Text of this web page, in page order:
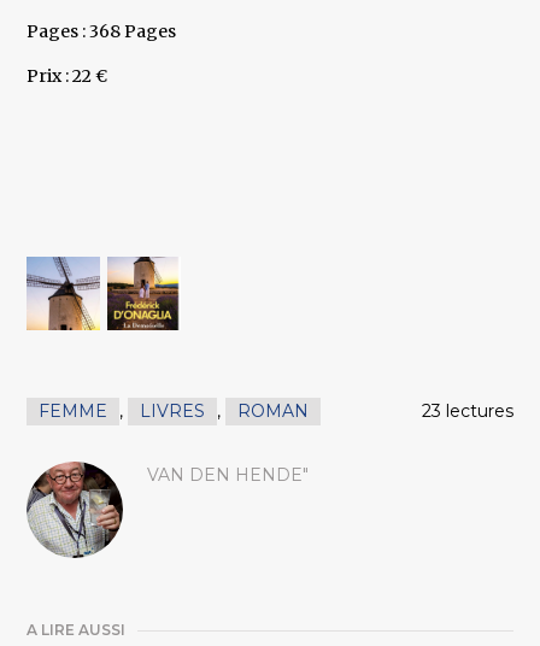
Pages : 368 Pages
Prix : 22 €
FEMME , LIVRES , ROMAN 23 lectures
VAN DEN HENDE"
A LIRE AUSSI